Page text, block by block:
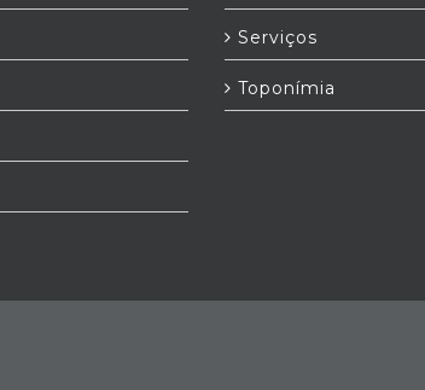
Serviços
Toponímia